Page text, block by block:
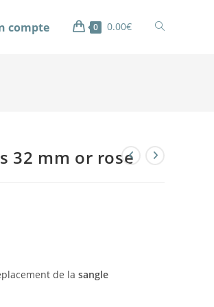
compte 0 0.00€
32 mm or rose
de la sangle